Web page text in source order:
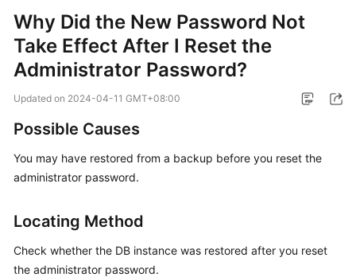
Service
Overview
Getting
Kernels
User
Guide
Best
Why Did the New Password Not
Take Effect After I Reset the
Administrator Password?
Updated on 2024-04-11 GMT+08:00
Possible Causes
You may have restored from a backup before you reset the
administrator password.
Locating Method
Check whether the DB instance was restored after you reset
the administrator password.